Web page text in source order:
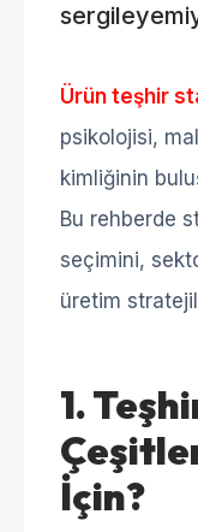
Ürün teşhir
psikolojisi,
kimliğinin
Bu rehberde
seçimini,
üretim
1.
İçin?